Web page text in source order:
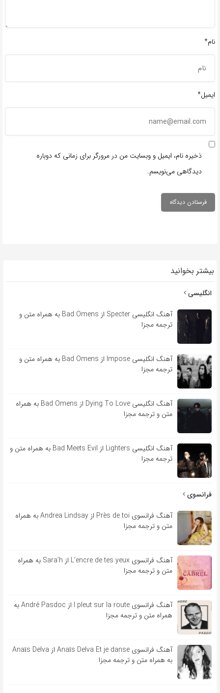
نام*
ایمیل*
ذخیره نام، ایمیل و وبسایت من در مرورگر برای زمانی که دوباره
دیدگاهی می‌نویسم.
بیشتر بخوانید
انگلیسی
آهنگ انگلیسی Specter از Bad Omens به همراه متن و
ترجمه مجزا
آهنگ انگلیسی Impose از Bad Omens به همراه متن و
ترجمه مجزا
آهنگ انگلیسی Dying To Love از Bad Omens به همراه
متن و ترجمه مجزا
آهنگ انگلیسی Lighters از Bad Meets Evil به همراه متن و
ترجمه مجزا
فرانسوی
آهنگ فرانسوی Près de toi از Andrea Lindsay به همراه
متن و ترجمه مجزا
آهنگ فرانسوی L’encre de tes yeux از Sara’h به همراه
متن و ترجمه مجزا
آهنگ فرانسوی l pleut sur la route از André Pasdoc به
همراه متن و ترجمه مجزا
آهنگ فرانسوی Anaïs Delva Et je danse از Anaïs Delva
به همراه متن و ترجمه مجزا